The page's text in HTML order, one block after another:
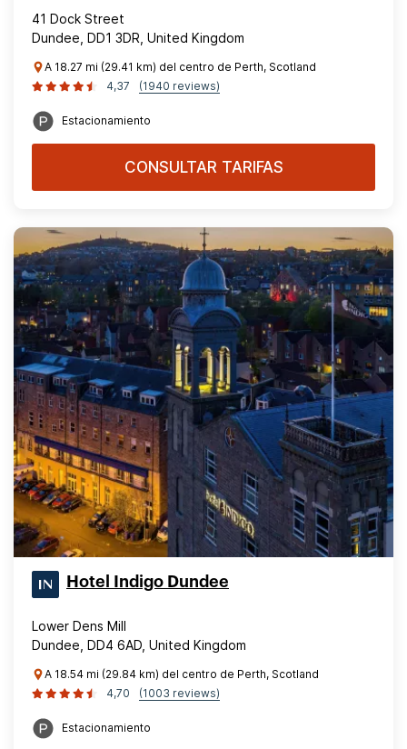
41 Dock Street
Dundee, DD1 3DR, United Kingdom
A 18.27 mi (29.41 km) del centro de Perth, Scotland
4,37
(1940 reviews)
Estacionamiento
CONSULTAR TARIFAS
Hotel Indigo Dundee
Lower Dens Mill
Dundee, DD4 6AD, United Kingdom
A 18.54 mi (29.84 km) del centro de Perth, Scotland
4,70
(1003 reviews)
Estacionamiento